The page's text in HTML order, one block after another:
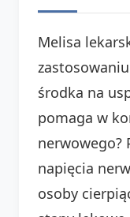
Melisa
środka na
pomaga w
nerwowego?
napięcia
osoby